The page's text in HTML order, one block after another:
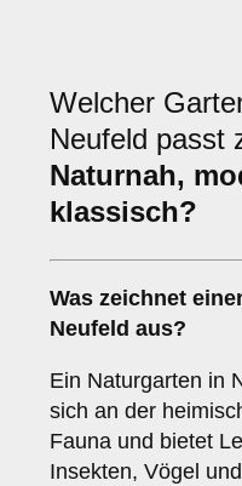
Welcher
Neufeld passt
Naturnah,
klassisch?
Was zeichnet
Neufeld aus?
Ein Naturgarten in
sich an der
Fauna und bietet
Insekten, Vögel